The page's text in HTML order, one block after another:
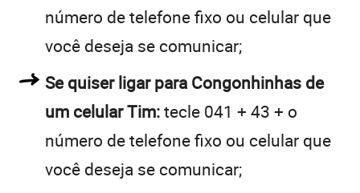
número de telefone fixo ou celular que
você deseja se comunicar;
Se quiser ligar para Congonhinhas de
um celular Tim:tecle 041 + 43 + o
número de telefone fixo ou celular que
você deseja se comunicar;